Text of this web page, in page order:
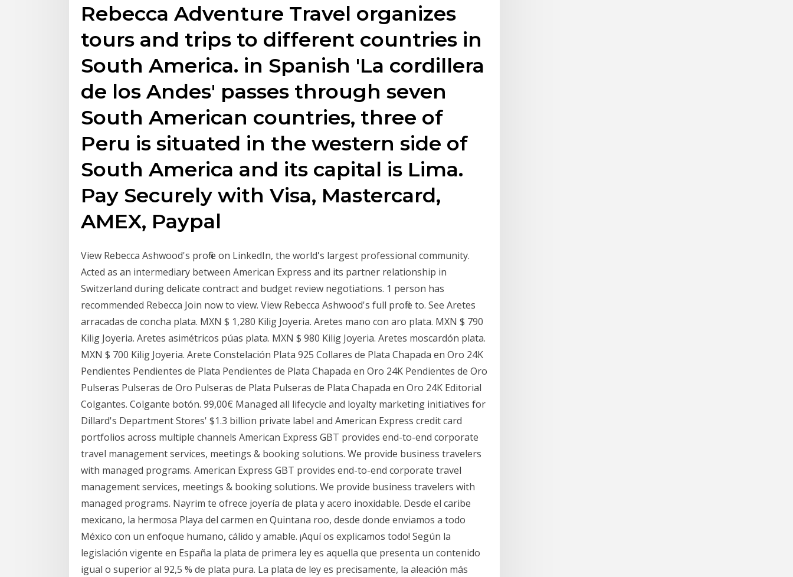
Rebecca Adventure Travel organizes
tours and trips to different countries in
South America. in Spanish 'La cordillera
de los Andes' passes through seven
South American countries, three of
Peru is situated in the western side of
South America and its capital is Lima.
Pay Securely with Visa, Mastercard,
AMEX, Paypal
View Rebecca Ashwood's profile on LinkedIn, the world's largest professional community.
Acted as an intermediary between American Express and its partner relationship in
Switzerland during delicate contract and budget review negotiations. 1 person has
recommended Rebecca Join now to view. View Rebecca Ashwood's full profile to. See Aretes
arracadas de concha plata. MXN $ 1,280 Kilig Joyeria. Aretes mano con aro plata. MXN $ 790
Kilig Joyeria. Aretes asimétricos púas plata. MXN $ 980 Kilig Joyeria. Aretes moscardón plata.
MXN $ 700 Kilig Joyeria. Arete Constelación Plata 925 Collares de Plata Chapada en Oro 24K
Pendientes Pendientes de Plata Pendientes de Plata Chapada en Oro 24K Pendientes de Oro
Pulseras Pulseras de Oro Pulseras de Plata Pulseras de Plata Chapada en Oro 24K Editorial
Colgantes. Colgante botón. 99,00€ Managed all lifecycle and loyalty marketing initiatives for
Dillard's Department Stores' $1.3 billion private label and American Express credit card
portfolios across multiple channels American Express GBT provides end-to-end corporate
travel management services, meetings & booking solutions. We provide business travelers
with managed programs. American Express GBT provides end-to-end corporate travel
management services, meetings & booking solutions. We provide business travelers with
managed programs. Nayrim te ofrece joyería de plata y acero inoxidable. Desde el caribe
mexicano, la hermosa Playa del carmen en Quintana roo, desde donde enviamos a todo
México con un enfoque humano, cálido y amable. ¡Aquí os explicamos todo! Según la
legislación vigente en España la plata de primera ley es aquella que presenta un contenido
igual o superior al 92,5 % de plata pura. La plata de ley es precisamente, la aleación más